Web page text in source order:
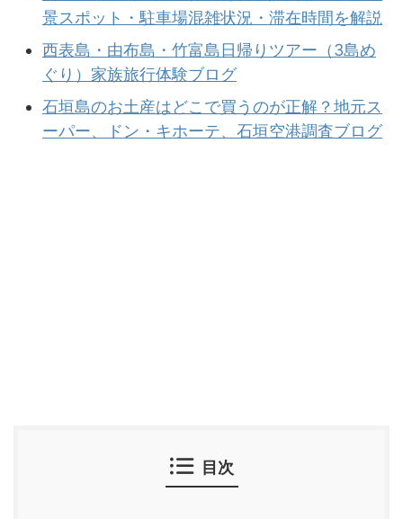
景スポット・駐車場混雑状況・滞在時間を解説
西表島・由布島・竹富島日帰りツアー（3島め
ぐり）家族旅行体験ブログ
石垣島のお土産はどこで買うのが正解？地元ス
ーパー、ドン・キホーテ、石垣空港調査ブログ
目次